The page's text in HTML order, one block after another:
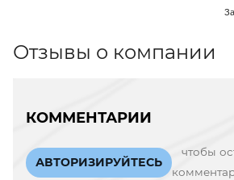
Отзывы о компании
КОММЕНТАРИИ
АВТОРИЗИРУЙТЕСЬ
чтобы